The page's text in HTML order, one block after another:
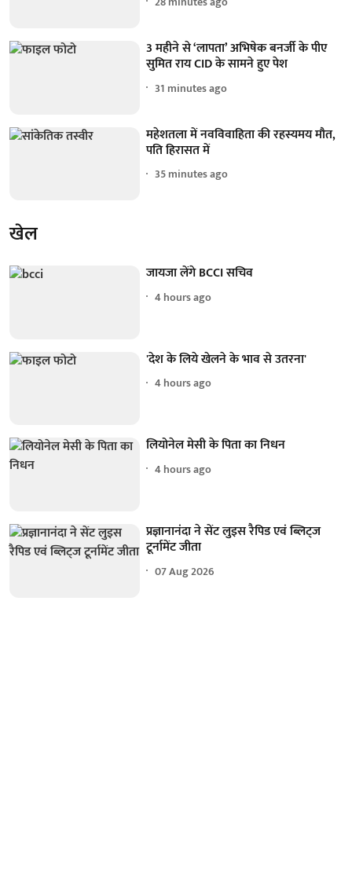
3 महीने से ‘लापता’ अभिषेक बनर्जी के पीए
सुमित राय CID के सामने हुए पेश
31 minutes ago
महेशतला में नवविवाहिता की रहस्यमय मौत,
पति हिरासत में
35 minutes ago
खेल
जायजा लेंगे BCCI सचिव
4 hours ago
'देश के लिये खेलने के भाव से उतरना'
4 hours ago
लियोनेल मेसी के पिता का निधन
4 hours ago
प्रज्ञानानंदा ने सेंट लुइस रैपिड एवं ब्लिट्ज
टूर्नामेंट जीता
07 Aug 2026